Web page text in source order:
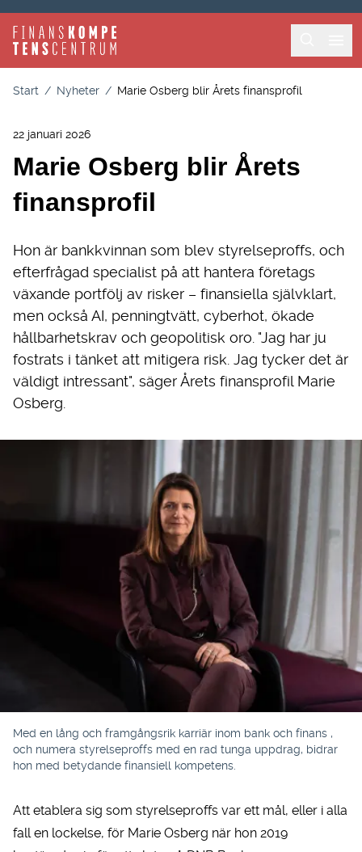
Start / Nyheter / Marie Osberg blir Årets finansprofil
22 januari 2026
Marie Osberg blir Årets
finansprofil
Hon är bankkvinnan som blev styrelseproffs, och
efterfrågad specialist på att hantera företags
växande portfölj av risker – finansiella självklart,
men också AI, penningtvätt, cyberhot, ökade
hållbarhetskrav och geopolitisk oro. "Jag har ju
fostrats i tänket att mitigera risk. Jag tycker det är
väldigt intressant", säger Årets finansprofil Marie
Osberg.
Med en lång och framgångsrik karriär inom bank och finans ,
och numera styrelseproffs med en rad tunga uppdrag, bidrar
hon med betydande finansiell kompetens.
Att etablera sig som styrelseproffs var ett mål, eller i alla
fall en lockelse, för Marie Osberg när hon 2019